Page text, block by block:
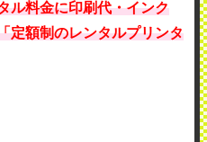
ル料金に印刷代・インク
定額制のレンタルプリンタ